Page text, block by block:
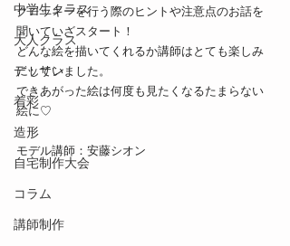
中学生クラス
大人クラス
デッサン
着彩
造形
自宅制作大会
コラム
講師制作
クロッキーを行う際のヒントや注意点のお話を
聞いていざスタート！
どんな絵を描いてくれるか講師はとても楽しみ
にしていました。
できあがった絵は何度も見たくなるたまらない
絵に♡
モデル講師：安藤シオン